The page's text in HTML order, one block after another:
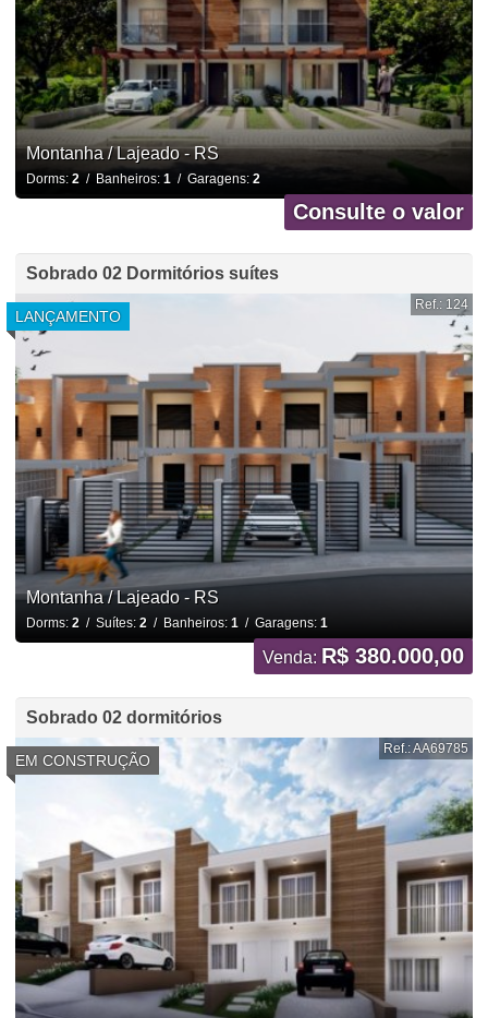
Montanha / Lajeado - RS
Dorms: 2/ Banheiros: 1/ Garagens: 2
Consulte o valor
Sobrado 02 Dormitórios suítes
LANÇAMENTO
Ref.: 124
Montanha / Lajeado - RS
Dorms: 2/ Suítes: 2/ Banheiros: 1/ Garagens: 1
Venda: R$ 380.000,00
Sobrado 02 dormitórios
EM CONSTRUÇÃO
Ref.: AA69785